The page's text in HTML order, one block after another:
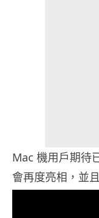
Mac 機用戶期待
會再度亮相，並